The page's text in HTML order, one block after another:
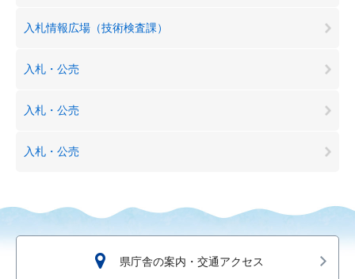
入札情報広場（技術検査課）
入札・公売
入札・公売
入札・公売
県庁舎の案内・交通アクセス